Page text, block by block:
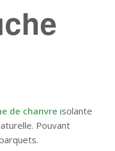
de chanvre isolante
Pouvant